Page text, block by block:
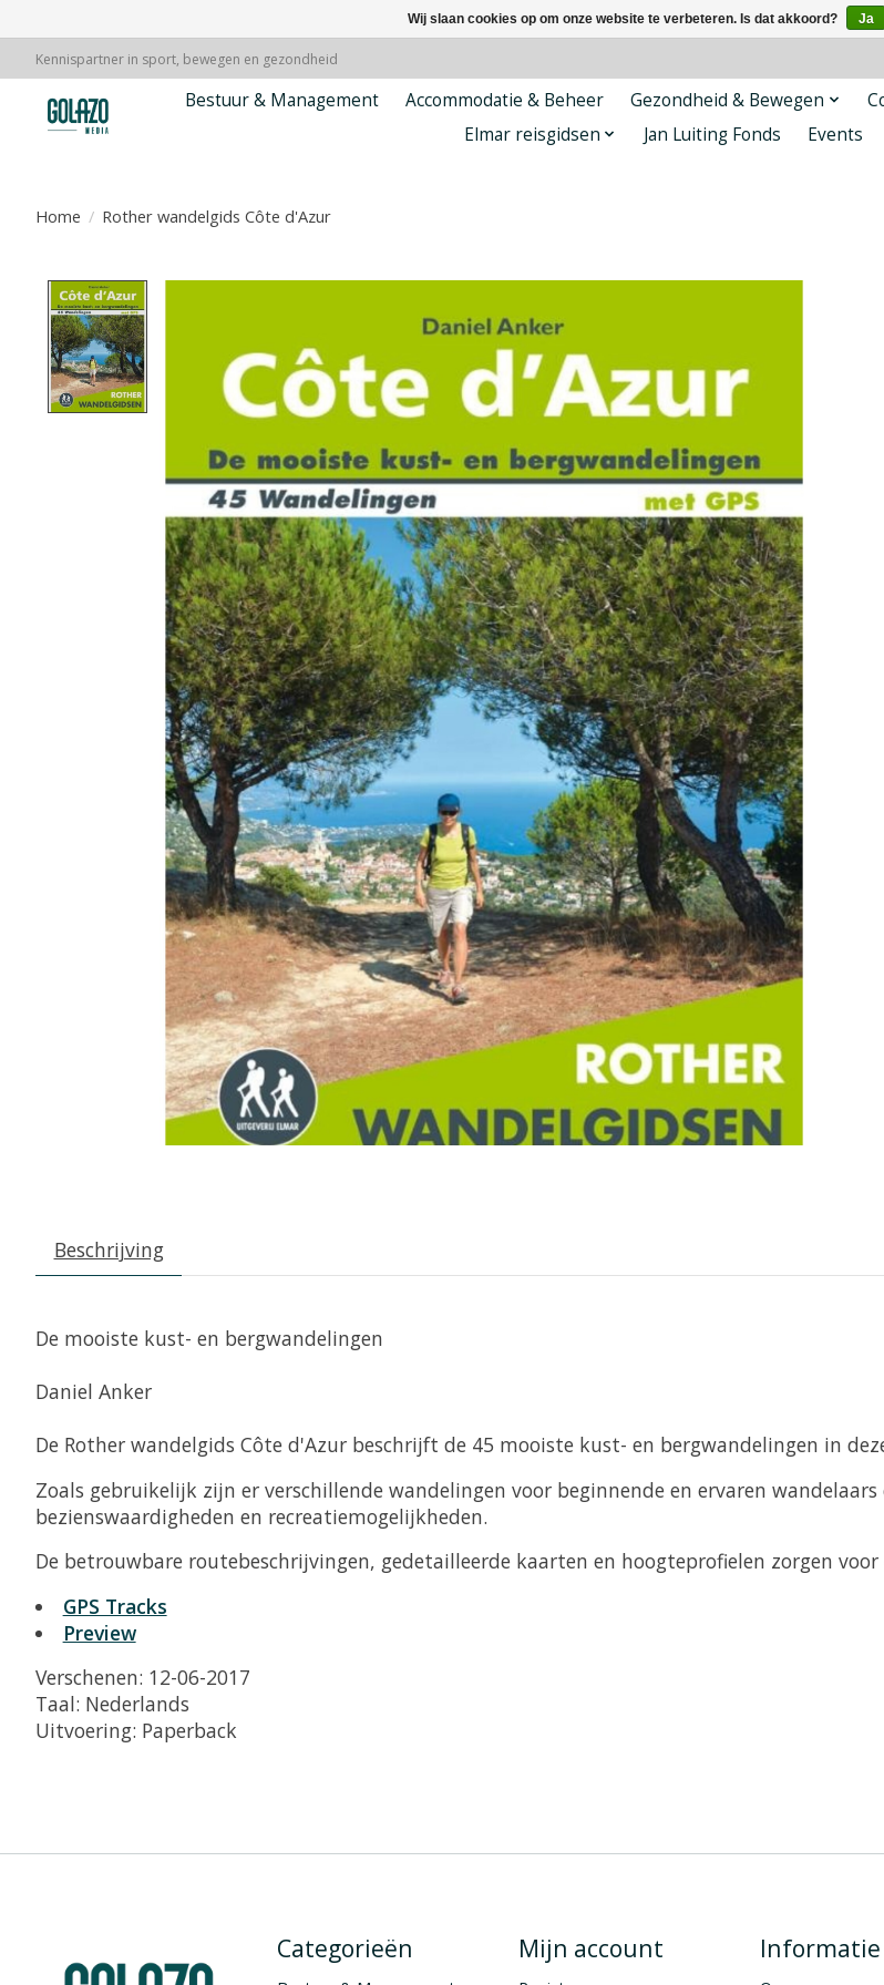
Kennispartner in sport, bewegen en gezondheid
Bestuur & Management Accommodatie & Beheer Gezondheid & Bewegen
Elmar reisgidsen
Jan Luiting Fonds Events
Home / Rother wandelgids Côte d'Azur
Beschrijving
De mooiste kust- en bergwandelingen
Daniel Anker
De Rother wandelgids Côte d'Azur beschrijft de 45 mooiste kust- en bergwandelingen in
Zoals gebruikelijk zijn er verschillende wandelingen voor beginnende en ervaren
bezienswaardigheden en recreatiemogelijkheden.
De betrouwbare routebeschrijvingen, gedetailleerde kaarten en hoogteprofielen zorgen
GPS Tracks
Preview
Verschenen: 12-06-2017
Taal: Nederlands
Uitvoering: Paperback
Categorieën Mijn account Informatie
Wij slaan cookies op om onze website te verbeteren. Is dat akkoord? Ja